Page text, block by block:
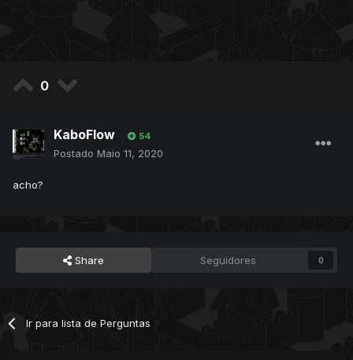
0
KaboFlow 54
Postado Maio 11, 2020
acho?
Share Seguidores 0
Ir para lista de Perguntas